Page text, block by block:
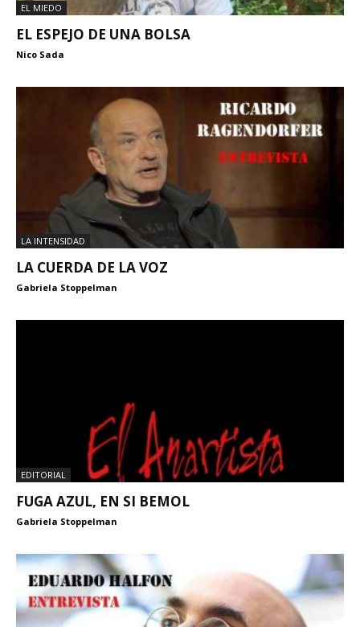
EL MIEDO
EL ESPEJO DE UNA BOLSA
Nico Sada
LA INTENSIDAD
LA CUERDA DE LA VOZ
Gabriela Stoppelman
EDITORIAL
FUGA AZUL, EN SI BEMOL
Gabriela Stoppelman